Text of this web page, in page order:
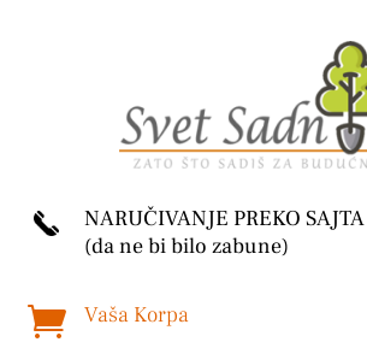
NARUČIVANJE PREKO SAJTA
(da ne bi bilo zabune)
 Vaša Korpa